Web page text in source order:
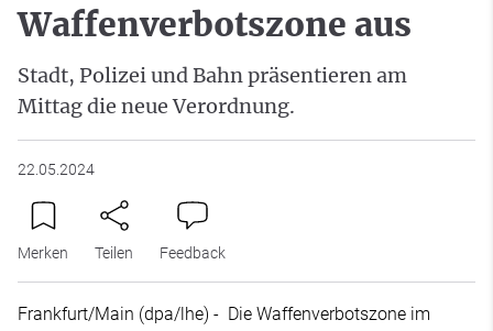
Waffenverbotszone aus
Stadt, Polizei und Bahn präsentieren am
Mittag die neue Verordnung.
22.05.2024
Merken Teilen Feedback
Frankfurt/Main (dpa/lhe) - Die Waffenverbotszone im